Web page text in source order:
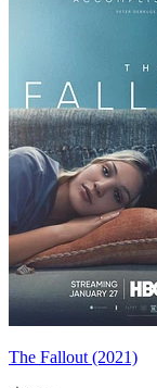
The Fallout (2021)